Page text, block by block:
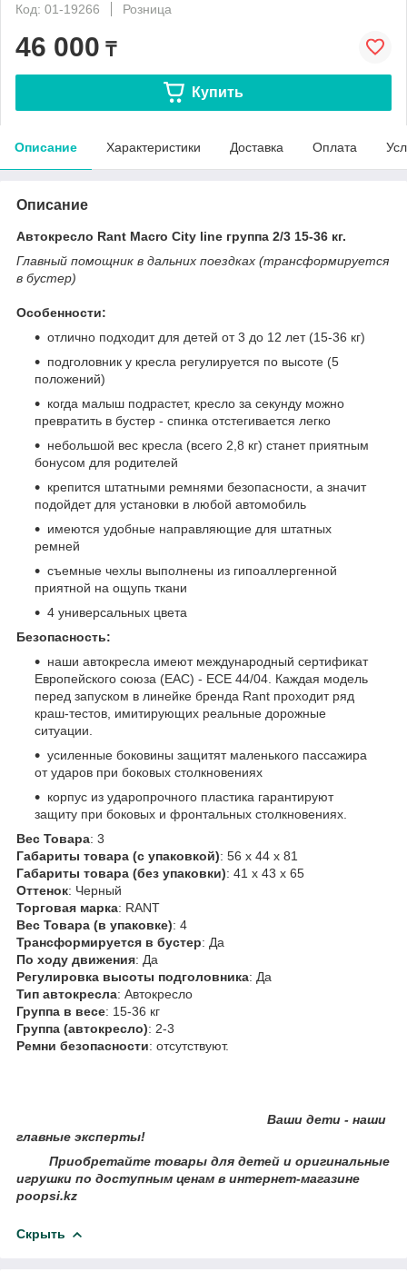
Код: 01-19266
Розница
46 000 ₸
Купить
Описание Характеристики Доставка Оплата
Описание
Автокресло Rant Macro City line группа 2/3 15-36 кг.
Главный помощник в дальних поездках (трансформируется
в бустер)
Особенности:
отлично подходит для детей от 3 до 12 лет (15-36 кг)
подголовник у кресла регулируется по высоте (5
положений)
когда малыш подрастет, кресло за секунду можно
превратить в бустер - спинка отстегивается легко
небольшой вес кресла (всего 2,8 кг) станет приятным
бонусом для родителей
крепится штатными ремнями безопасности, а значит
подойдет для установки в любой автомобиль
имеются удобные направляющие для штатных
ремней
съемные чехлы выполнены из гипоаллергенной
приятной на ощупь ткани
4 универсальных цвета
Безопасность:
наши автокресла имеют международный сертификат
Европейского союза (EAC) - ECE 44/04. Каждая модель
перед запуском в линейке бренда Rant проходит ряд
краш-тестов, имитирующих реальные дорожные
ситуации.
усиленные боковины защитят маленького пассажира
от ударов при боковых столкновениях
корпус из ударопрочного пластика гарантируют
защиту при боковых и фронтальных столкновениях.
Вес Товара: 3
Габариты товара (с упаковкой): 56 x 44 x 81
Габариты товара (без упаковки): 41 x 43 x 65
Оттенок: Черный
Торговая марка: RANT
Вес Товара (в упаковке): 4
Трансформируется в бустер: Да
По ходу движения: Да
Регулировка высоты подголовника: Да
Тип автокресла: Автокресло
Группа в весе: 15-36 кг
Группа (автокресло): 2-3
Ремни безопасности: отсутствуют.
Ваши дети - наши
главные эксперты!
Приобретайте товары для детей и оригинальные
игрушки по доступным ценам в интернет-магазине
poopsi.kz
Скрыть